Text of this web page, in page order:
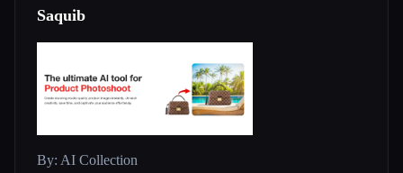
Saquib
By: AI Collection